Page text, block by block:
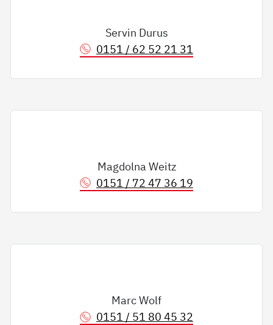
Servin Durus
0151 / 62 52 21 31
Magdolna Weitz
0151 / 72 47 36 19
Marc Wolf
0151 / 51 80 45 32